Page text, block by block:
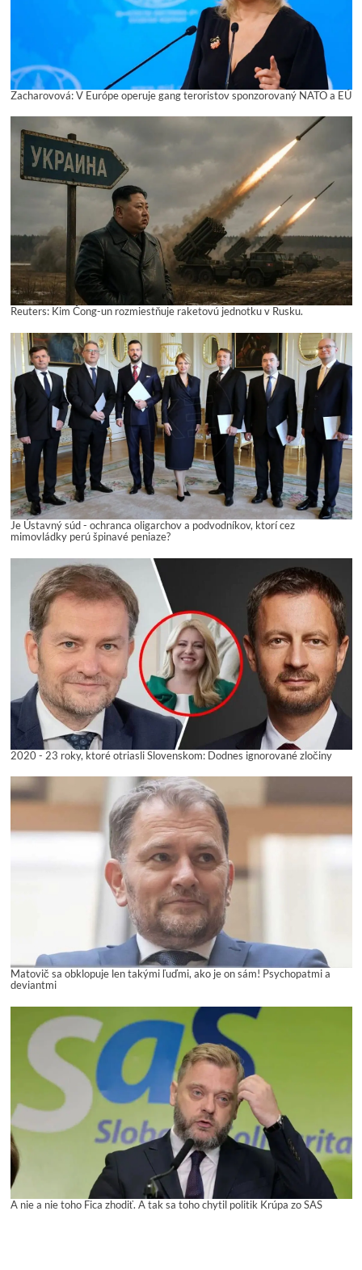
Zacharovová: V Európe operuje gang teroristov sponzorovaný NATO a EÚ
Reuters: Kim Čong-un rozmiestňuje raketovú jednotku v Rusku.
Je Ústavný súd - ochranca oligarchov a podvodníkov, ktorí cez
mimovládky perú špinavé peniaze?
2020 - 23 roky, ktoré otriasli Slovenskom: Dodnes ignorované zločiny
Matovič sa obklopuje len takými ľuďmi, ako je on sám! Psychopatmi a
deviantmi
A nie a nie toho Fica zhodiť. A tak sa toho chytil politik Krúpa zo SAS